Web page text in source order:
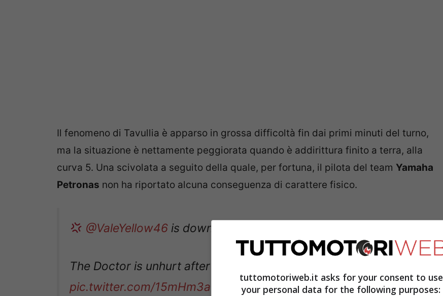
Il fenomeno di Tavullia è apparso in grossa difficoltà fin dai primi minuti del turno,
ma la situazione è nettamente peggiorata quando è addirittura finito a terra, alla
curva 5. Una scivolata a seguito della quale, per fortuna, il pilota del team Yamaha
Petronas non ha riportato alcuna conseguenza di carattere fisico.
@ValeYellow46is down!
The Doctor is unhurt after sliding off at Turn 5!
pic.twitter.com/15mHm3a9wF
tuttomotoriweb.it asks for your consent to use
your personal data for the following purposes: